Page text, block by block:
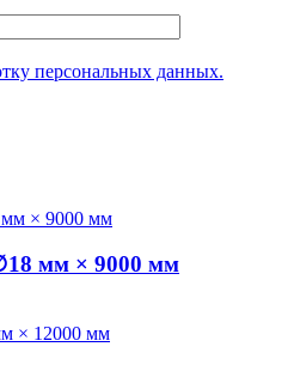
персональных данных.
мм × 9000 мм